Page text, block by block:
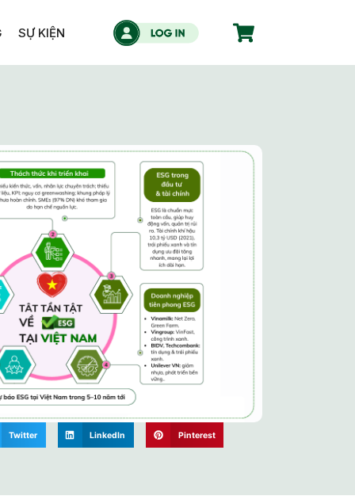
SỰ KIỆN
Twitter LinkedIn Pinterest